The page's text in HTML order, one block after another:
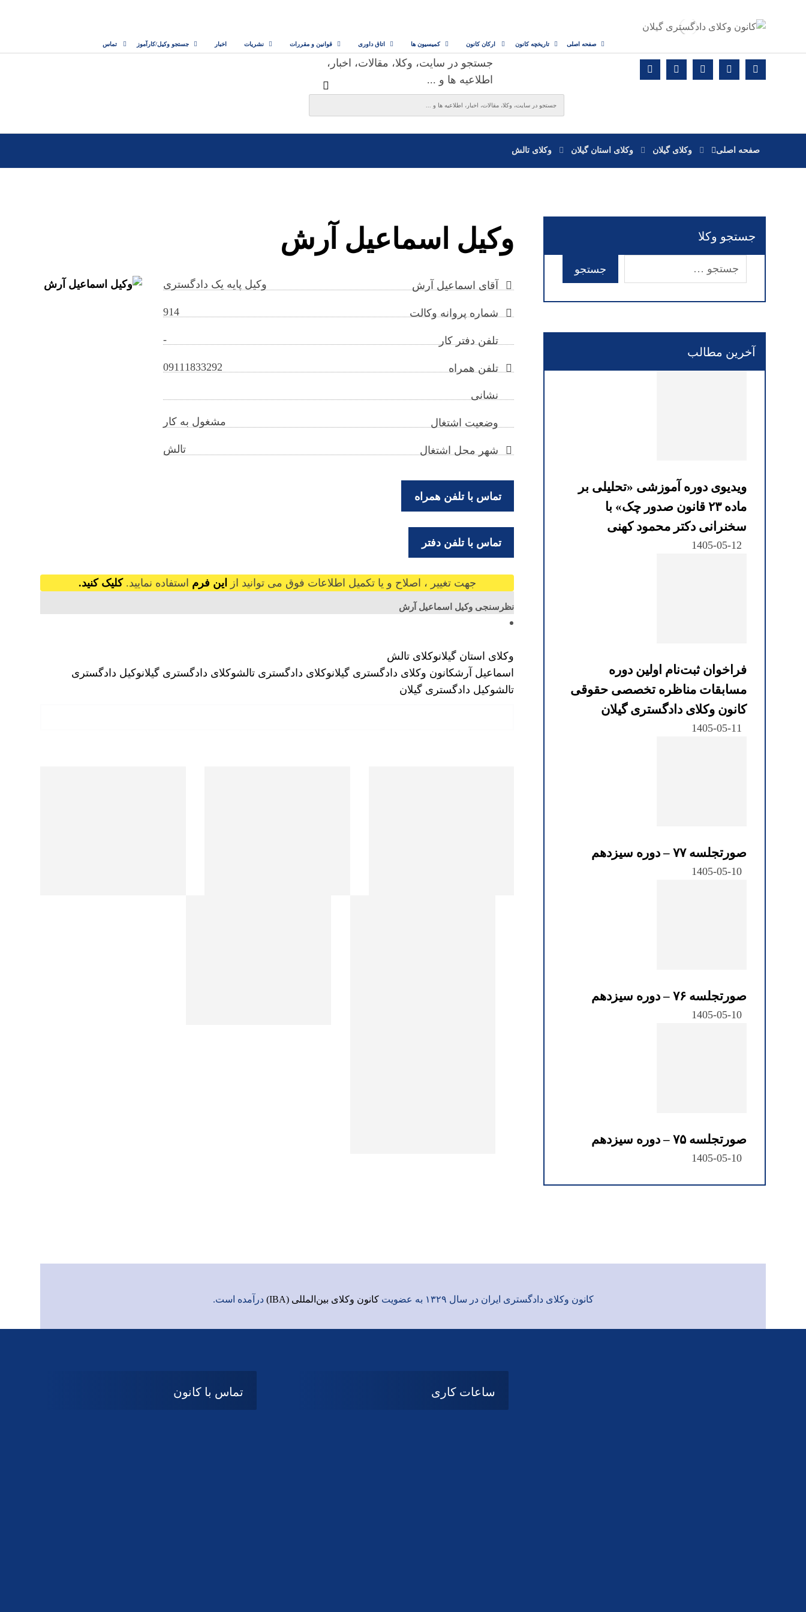
صفحه اصلی تاریخچه کانون ارکان کانون کمیسیون ها اتاق داوری قوانین و مقررات نشریات اخبار جستجو وکیل/کارآموز تماس
جستجو در سایت، وکلا، مقالات، اخبار،
اطلاعیه ها و ...
صفحه اصلی وکلای گیلان وکلای استان گیلان وکلای تالش
وکیل اسماعیل آرش
آقای اسماعیل آرش وکیل پایه یک دادگستری
شماره پروانه وکالت 914
تلفن دفتر کار -
تلفن همراه 09111833292
نشانی
وضعیت اشتغال مشغول به کار
شهر محل اشتغال تالش
تماس با تلفن همراه
تماس با تلفن دفتر
جهت تغییر ، اصلاح و یا تکمیل اطلاعات فوق می توانید از این فرم استفاده نمایید. کلیک کنید.
نظرسنجی وکیل اسماعیل آرش
وکلای استان گیلانوکلای تالش
اسماعیل آرشکانون وکلای دادگستری گیلانوکلای دادگستری تالشوکلای دادگستری گیلانوکیل دادگستری
تالشوکیل دادگستری گیلان
جستجو وکلا
آخرین مطالب
ویدیوی دوره آموزشی «تحلیلی بر
ماده ۲۳ قانون صدور چک» با
سخنرانی دکتر محمود کهنی
1405-05-12
فراخوان ثبت‌نام اولین دوره
مسابقات مناظره تخصصی حقوقی
کانون وکلای دادگستری گیلان
1405-05-11
صورتجلسه ۷۷ – دوره سیزدهم
1405-05-10
صورتجلسه ۷۶ – دوره سیزدهم
1405-05-10
صورتجلسه ۷۵ – دوره سیزدهم
1405-05-10
کانون وکلای دادگستری ایران در سال ۱۳۲۹ به عضویت کانون وکلای بین‌المللی (IBA) درآمده است.
ساعات کاری تماس با کانون